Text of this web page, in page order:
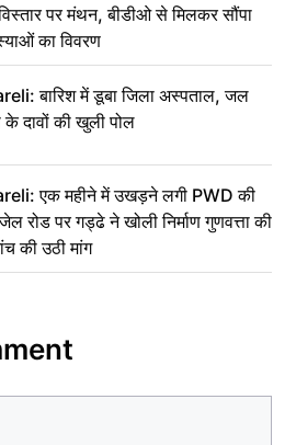
पर मंथन, बीडीओ से मिलकर सौंपा
का विवरण
बारिश में डूबा जिला अस्पताल, जल
के दावों की खुली पोल
एक महीने में उखड़ने लगी PWD की
रोड पर गड्ढे ने खोली निर्माण गुणवत्ता की
की उठी मांग